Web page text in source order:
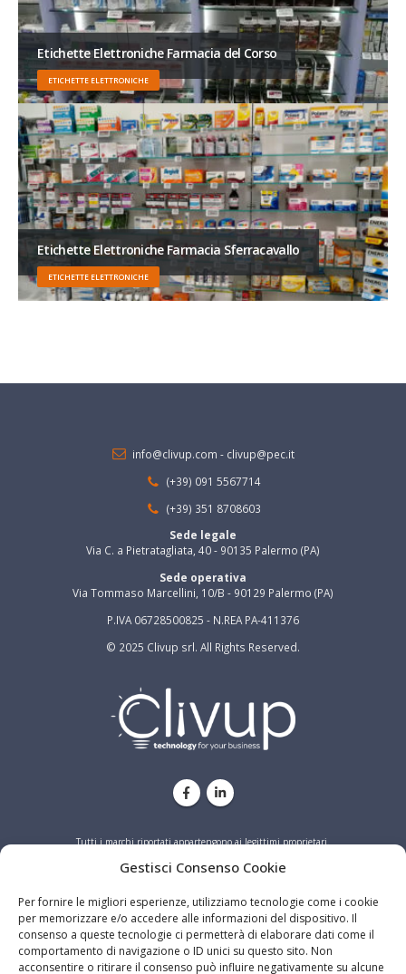
Gestisci Consenso Cookie
Per fornire le migliori esperienze, utilizziamo tecnologie come i cookie
per memorizzare e/o accedere alle informazioni del dispositivo. Il
consenso a queste tecnologie ci permetterà di elaborare dati come il
comportamento di navigazione o ID unici su questo sito. Non
acconsentire o ritirare il consenso può influire negativamente su alcune
Etichette Elettroniche Farmacia del Corso
ETICHETTE ELETTRONICHE
Etichette Elettroniche Farmacia Sferracavallo
ETICHETTE ELETTRONICHE
info@clivup.com - clivup@pec.it
(+39) 091 5567714
(+39) 351 8708603
Sede legale
Via C. a Pietratagliata, 40 - 90135 Palermo (PA)
Sede operativa
Via Tommaso Marcellini, 10/B - 90129 Palermo (PA)
P.IVA 06728500825 - N.REA PA-411376
© 2025 Clivup srl. All Rights Reserved.
Tutti i marchi riportati appartengono ai legittimi proprietari.
PRIVACY COOKIE